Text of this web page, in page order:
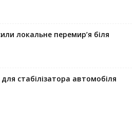
локальне перемир’я біля
стабілізатора автомобіля